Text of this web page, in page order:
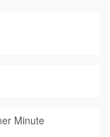
Minute